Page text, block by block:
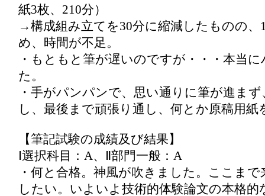
紙3枚、210分）
→構成組み立てを30分に縮減したものの、
め、時間が不足。
・もともと筆が遅いのですが・・・本当
た。
・手がパンパンで、思い通りに筆が進ま
し、最後まで頑張り通し、何とか原稿用紙
【筆記試験の成績及び結果】
Ⅰ選択科目：A、Ⅱ部門一般：A
・何と合格。神風が吹きました。ここま
したい。いよいよ技術的体験論文の本格的